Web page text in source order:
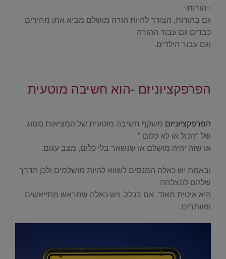
~הורות~
גם בהורות, הצורך להיות הורה מושלם מביא אתו מחירים
כבדים גם עבור ההורה
וגם עבור הילדים.
הפרפקציוניזם -הוא חשיבה מוטעית
הפרפקציוניזם משקף חשיבה מוטעית של המציאות מסוג
של "הכול או לא כלום "
או שזה יהיה מושלם או שנשאר בלי כלום, מצב עגום.
ובאמת יש כאלה המנסים לשווא להיות מושלמים ולכן הדרך
שלהם להצלחה
היא איטית מאוד, אם בכלל. ויש כאלה שמראש מתייאשים
ומוותרים.